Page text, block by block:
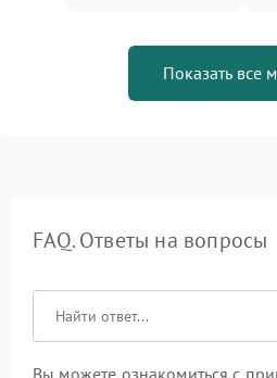
Показать все
FAQ. Ответы на вопросы
Вы можете ознакомиться с